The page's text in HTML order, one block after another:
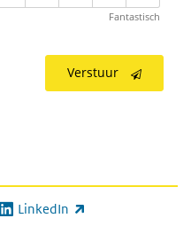
Fantastisch
Verstuur
LinkedIn
(externe link)